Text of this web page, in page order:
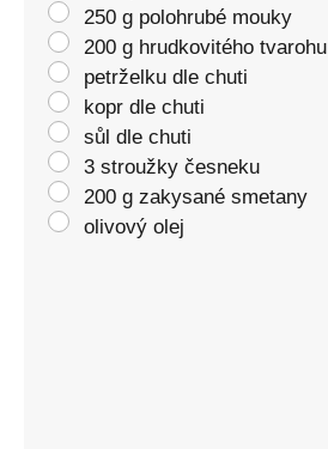
250 g polohrubé mouky
200 g hrudkovitého tvarohu
petrželku dle chuti
kopr dle chuti
sůl dle chuti
3 stroužky česneku
200 g zakysané smetany
olivový olej